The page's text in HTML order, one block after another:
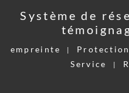
Système de
empreinte |
Service
|